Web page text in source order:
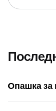
Опашка за